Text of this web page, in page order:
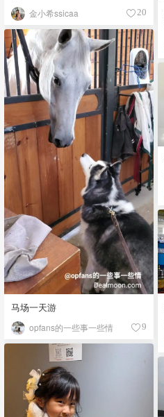
金小希ssicaa 20
马场一天游
opfans的一些事一些情 9